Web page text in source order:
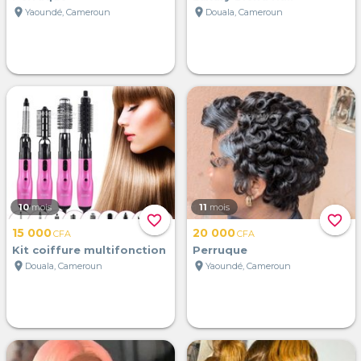
location_on Yaoundé, Cameroun
location_on Douala, Cameroun
favorite_border
10 mois
15 000CFA
Kit coiffure multifonction
location_on Douala, Cameroun
favorite_border
11 mois
20 000CFA
Perruque
location_on Yaoundé, Cameroun